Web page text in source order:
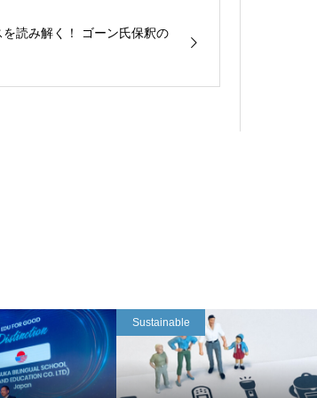
読み解く！ ゴーン氏保釈の
Sustainable